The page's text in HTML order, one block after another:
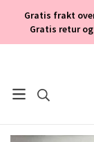
Gratis frakt
Gratis retur